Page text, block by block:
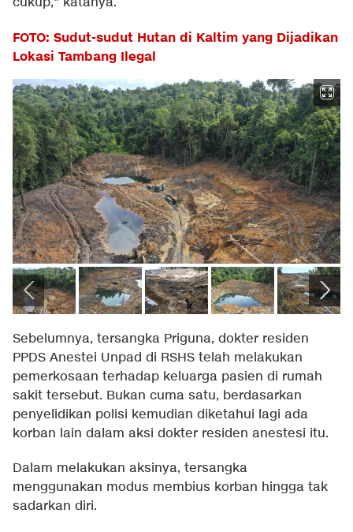
FOTO: Sudut-sudut Hutan di Kaltim yang Dijadikan
Lokasi Tambang Ilegal
Sebelumnya, tersangka Priguna, dokter residen
PPDS Anestei Unpad di RSHS telah melakukan
pemerkosaan terhadap keluarga pasien di rumah
sakit tersebut. Bukan cuma satu, berdasarkan
penyelidikan polisi kemudian diketahui lagi ada
korban lain dalam aksi dokter residen anestesi itu.
Dalam melakukan aksinya, tersangka
menggunakan modus membius korban hingga tak
sadarkan diri.